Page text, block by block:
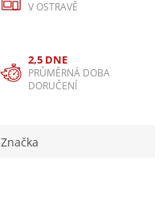
V OSTRAVĚ
2,5 DNE
PRŮMĚRNÁ DOBA
DORUČENÍ
Značka